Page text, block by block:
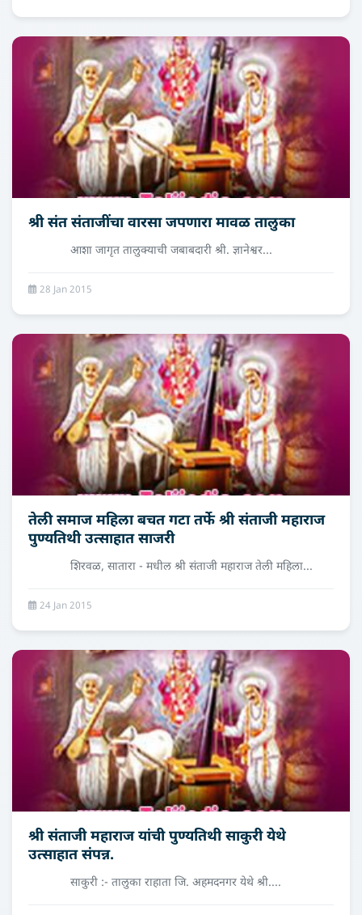
श्री संत संताजींचा वारसा जपणारा मावळ तालुका
आशा जागृत तालुक्याची जबाबदारी श्री. ज्ञानेश्वर...
28 Jan 2015
तेली समाज महिला बचत गटा तर्फे श्री संताजी महाराज
पुण्यतिथी उत्साहात साजरी
शिरवळ, सातारा - मधील श्री संताजी महाराज तेली महिला...
24 Jan 2015
श्री संताजी महाराज यांची पुण्यतिथी साकुरी येथे
उत्साहात संपन्न.
साकुरी :- तालुका राहाता जि. अहमदनगर येथे श्री....